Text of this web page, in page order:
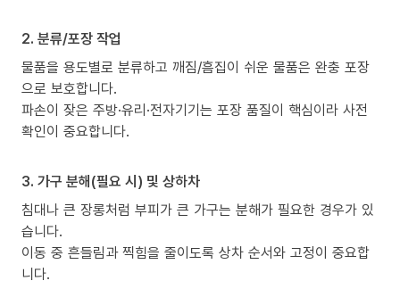
2. 분류/포장 작업
물품을 용도별로 분류하고 깨짐/흠집이 쉬운 물품은 완충 포장
으로 보호합니다.
파손이 잦은 주방·유리·전자기기는 포장 품질이 핵심이라 사전
확인이 중요합니다.
3. 가구 분해(필요 시) 및 상하차
침대나 큰 장롱처럼 부피가 큰 가구는 분해가 필요한 경우가 있
습니다.
이동 중 흔들림과 찍힘을 줄이도록 상차 순서와 고정이 중요합
니다.